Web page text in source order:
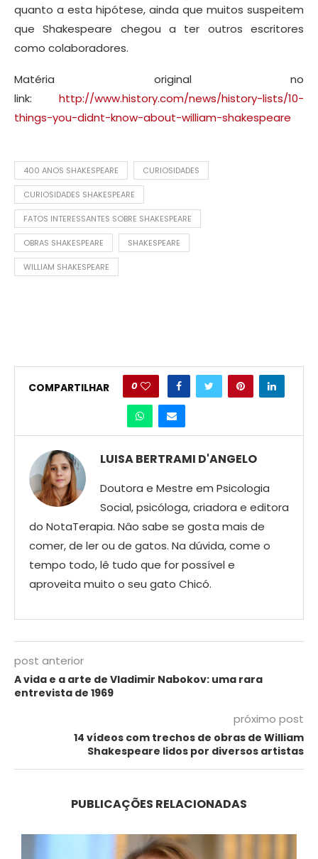
quanto a esta hipótese, ainda que muitos suspeitem
que Shakespeare chegou a ter outros escritores
como colaboradores.
Matéria original no
link: http://www.history.com/news/history-lists/10-
things-you-didnt-know-about-william-shakespeare
400 ANOS SHAKESPEARE CURIOSIDADES
CURIOSIDADES SHAKESPEARE
FATOS INTERESSANTES SOBRE SHAKESPEARE
OBRAS SHAKESPEARE SHAKESPEARE
WILLIAM SHAKESPEARE
COMPARTILHAR 0
LUISA BERTRAMI D'ANGELO
Doutora e Mestre em Psicologia
Social, psicóloga, criadora e editora
do NotaTerapia. Nâo sabe se gosta mais de
comer, de ler ou de gatos. Na dúvida, come o
tempo todo, lê tudo que for possível e
aproveita muito o seu gato Chicó.
post anterior
A vida e a arte de Vladimir Nabokov: uma rara
entrevista de 1969
próximo post
14 vídeos com trechos de obras de William
Shakespeare lidos por diversos artistas
PUBLICAÇÕES RELACIONADAS